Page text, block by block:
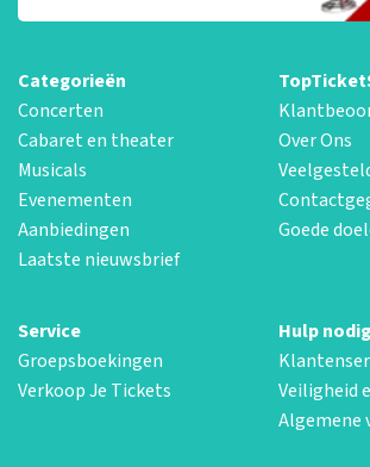
Categorieën
Concerten
Cabaret en theater
Musicals
Evenementen
Aanbiedingen
Laatste nieuwsbrief
Over Ons
Goede
Service
Groepsboekingen
Verkoop Je Tickets
Hulp
Veiligheid
Algemene